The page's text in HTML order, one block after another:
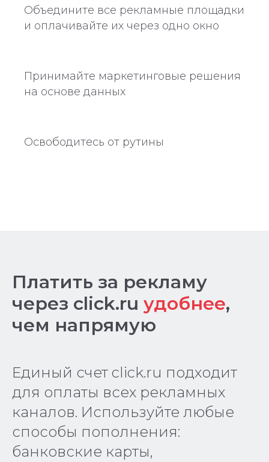
Объедините все рекламные площадки
и оплачивайте их через одно окно
Принимайте маркетинговые решения
на основе данных
Освободитесь от рутины
Платить за рекламу
через click.ru удобнее,
чем напрямую
Единый счет click.ru подходит
для оплаты всех рекламных
каналов. Используйте любые
способы пополнения:
банковские карты,